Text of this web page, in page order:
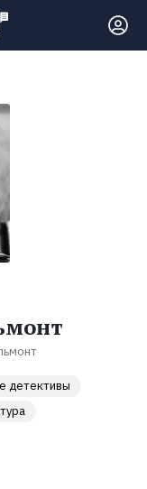
детективы